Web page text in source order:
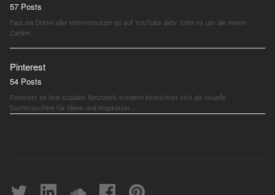
57 Posts
Fast ein Drittel aller Internetnutzer ist auf YouTube aktiv. Geht es um die reinen
Zahlen,…
Pinterest
54 Posts
Pinterest ist kein soziales Netzwerk, sondern bezeichnet sich als visuelle
Suchmaschine für Ideen und Inspiration.…
Twitter linkedin soundcloudFacebookpinterest